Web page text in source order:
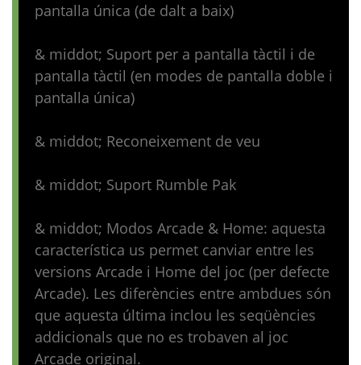
pantalla única (de dalt a baix)
& middot; Suport per a pantalla tàctil i de
pantalla tàctil (en modes de pantalla doble i
pantalla única)
& middot; Reconeixement de veu
& middot; Suport Rumble Pak
& middot; Modos Arcade & Home: aquesta
característica us permet canviar entre les
versions Arcade i Home del joc (per defecte
Arcade). Les diferències entre ambdues són
que aquesta última inclou les seqüències
addicionals que no es trobaven al joc
Arcade original.